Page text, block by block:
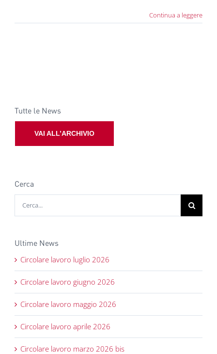
Continua a leggere
Tutte le News
VAI ALL’ARCHIVIO
Cerca
Ultime News
Circolare lavoro luglio 2026
Circolare lavoro giugno 2026
Circolare lavoro maggio 2026
Circolare lavoro aprile 2026
Circolare lavoro marzo 2026 bis